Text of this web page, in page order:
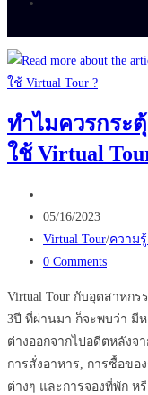
ทำไมควรกระ
ใช้ Virtual
author:
Post
published:
05/16/2023
Post
category:
Virtual Tour/ความรู้
Post
0 Comments
Virtual Tour กับอุตสาหกร
3ปี ที่ผ่านมา ก็จะพบว่า มี
ต่างออกจากไปอดีตหลังจ
การสั่งอาหาร, การซื้อขอ
ต่างๆ และการจองที่พัก ห